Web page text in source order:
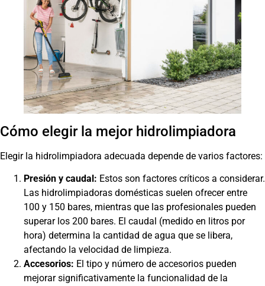
Cómo elegir la mejor hidrolimpiadora
Elegir la hidrolimpiadora adecuada depende de varios factores:
Presión y caudal: Estos son factores críticos a considerar.
Las hidrolimpiadoras domésticas suelen ofrecer entre
100 y 150 bares, mientras que las profesionales pueden
superar los 200 bares. El caudal (medido en litros por
hora) determina la cantidad de agua que se libera,
afectando la velocidad de limpieza.
Accesorios: El tipo y número de accesorios pueden
mejorar significativamente la funcionalidad de la